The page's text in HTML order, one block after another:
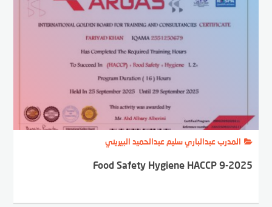
المدرب عبدالباري سليم عبدالحميد البيريني
Food Safety Hygiene HACCP 9-2025